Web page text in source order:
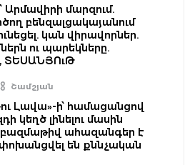
մարզում.
բենզալցակայանում
կան վիրավորներ.
ու պարեկները.
ՏԵՍԱՆՅՈւԹ
Շամշյան
Լավա»-ի՝ համացանցով
կեղծ լինելու մասին
բազմաթիվ ահազանգեր է
փոխանցվել են քննչական